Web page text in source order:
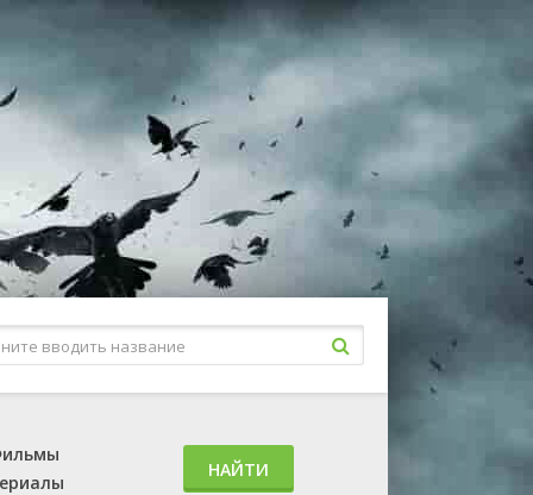
НАЙТИ